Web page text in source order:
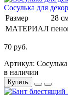
Сосулька для
Размер
28
МАТЕРИАЛ
70 руб.
Артикул:
в наличии
Купить